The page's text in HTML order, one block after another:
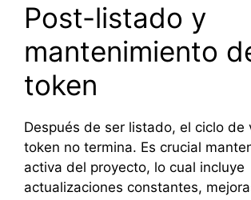
Post-listado y
mantenimiento
token
Después de ser listado, el ciclo de
token no termina. Es crucial
activa del proyecto, lo cual incluye
actualizaciones constantes,